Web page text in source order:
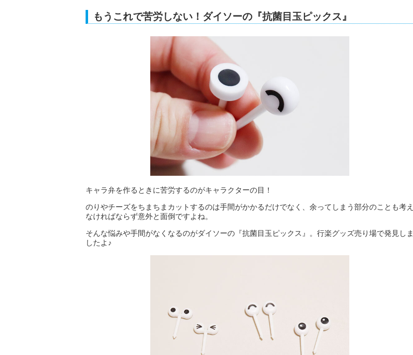
もうこれで苦労しない！ダイソーの『抗菌目玉ピックス』
キャラ弁を作るときに苦労するのがキャラクターの目！
のりやチーズをちまちまカットするのは手間がかかるだけでなく、余ってしまう部分のことも考え
なければならず意外と面倒ですよね。
そんな悩みや手間がなくなるのがダイソーの『抗菌目玉ピックス』。行楽グッズ売り場で発見しま
したよ♪